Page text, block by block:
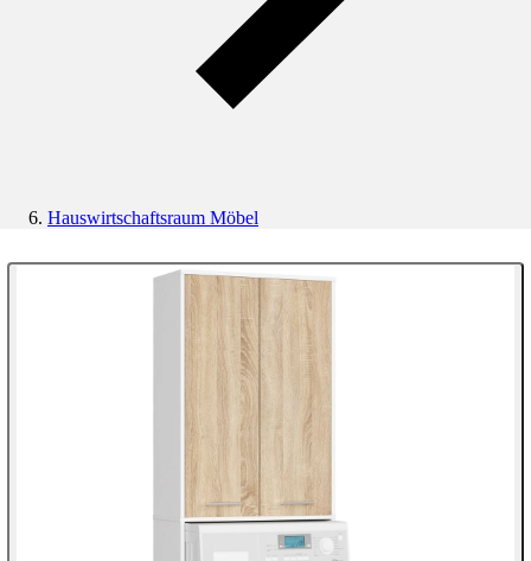
Hauswirtschaftsraum Möbel